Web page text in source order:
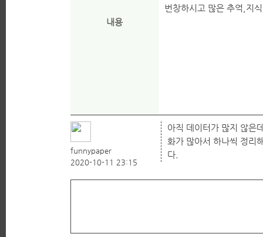
내용
번창하시고 많은 추억,지
funnypaper
2020-10-11 23:15
아직 데이터가 많지 않은
화가 많아서 하나씩 정리
다.